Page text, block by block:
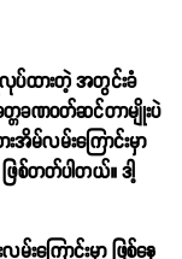
လုပ်ထားတဲ့ အတွင်းခံ
တခဏဝတ်ဆင်တာမျိုးပဲ
မ်လမ်းကြောင်းမှာ
ဖြစ်တတ်ပါတယ်။ ဒါ့
းကြောင်းမှာ ဖြစ်နေ